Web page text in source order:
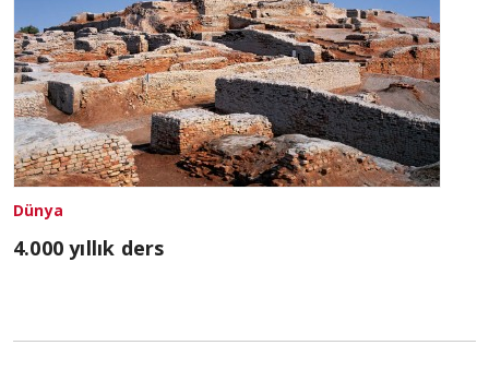
Dünya
4.000 yıllık ders